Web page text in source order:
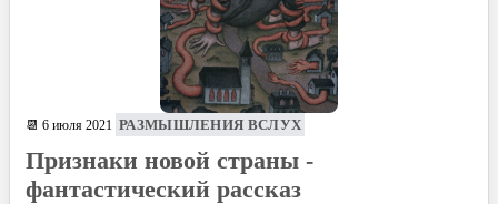
📆 6 июля 2021 РАЗМЫШЛЕНИЯ ВСЛУХ
Признаки новой страны -
фантастический рассказ